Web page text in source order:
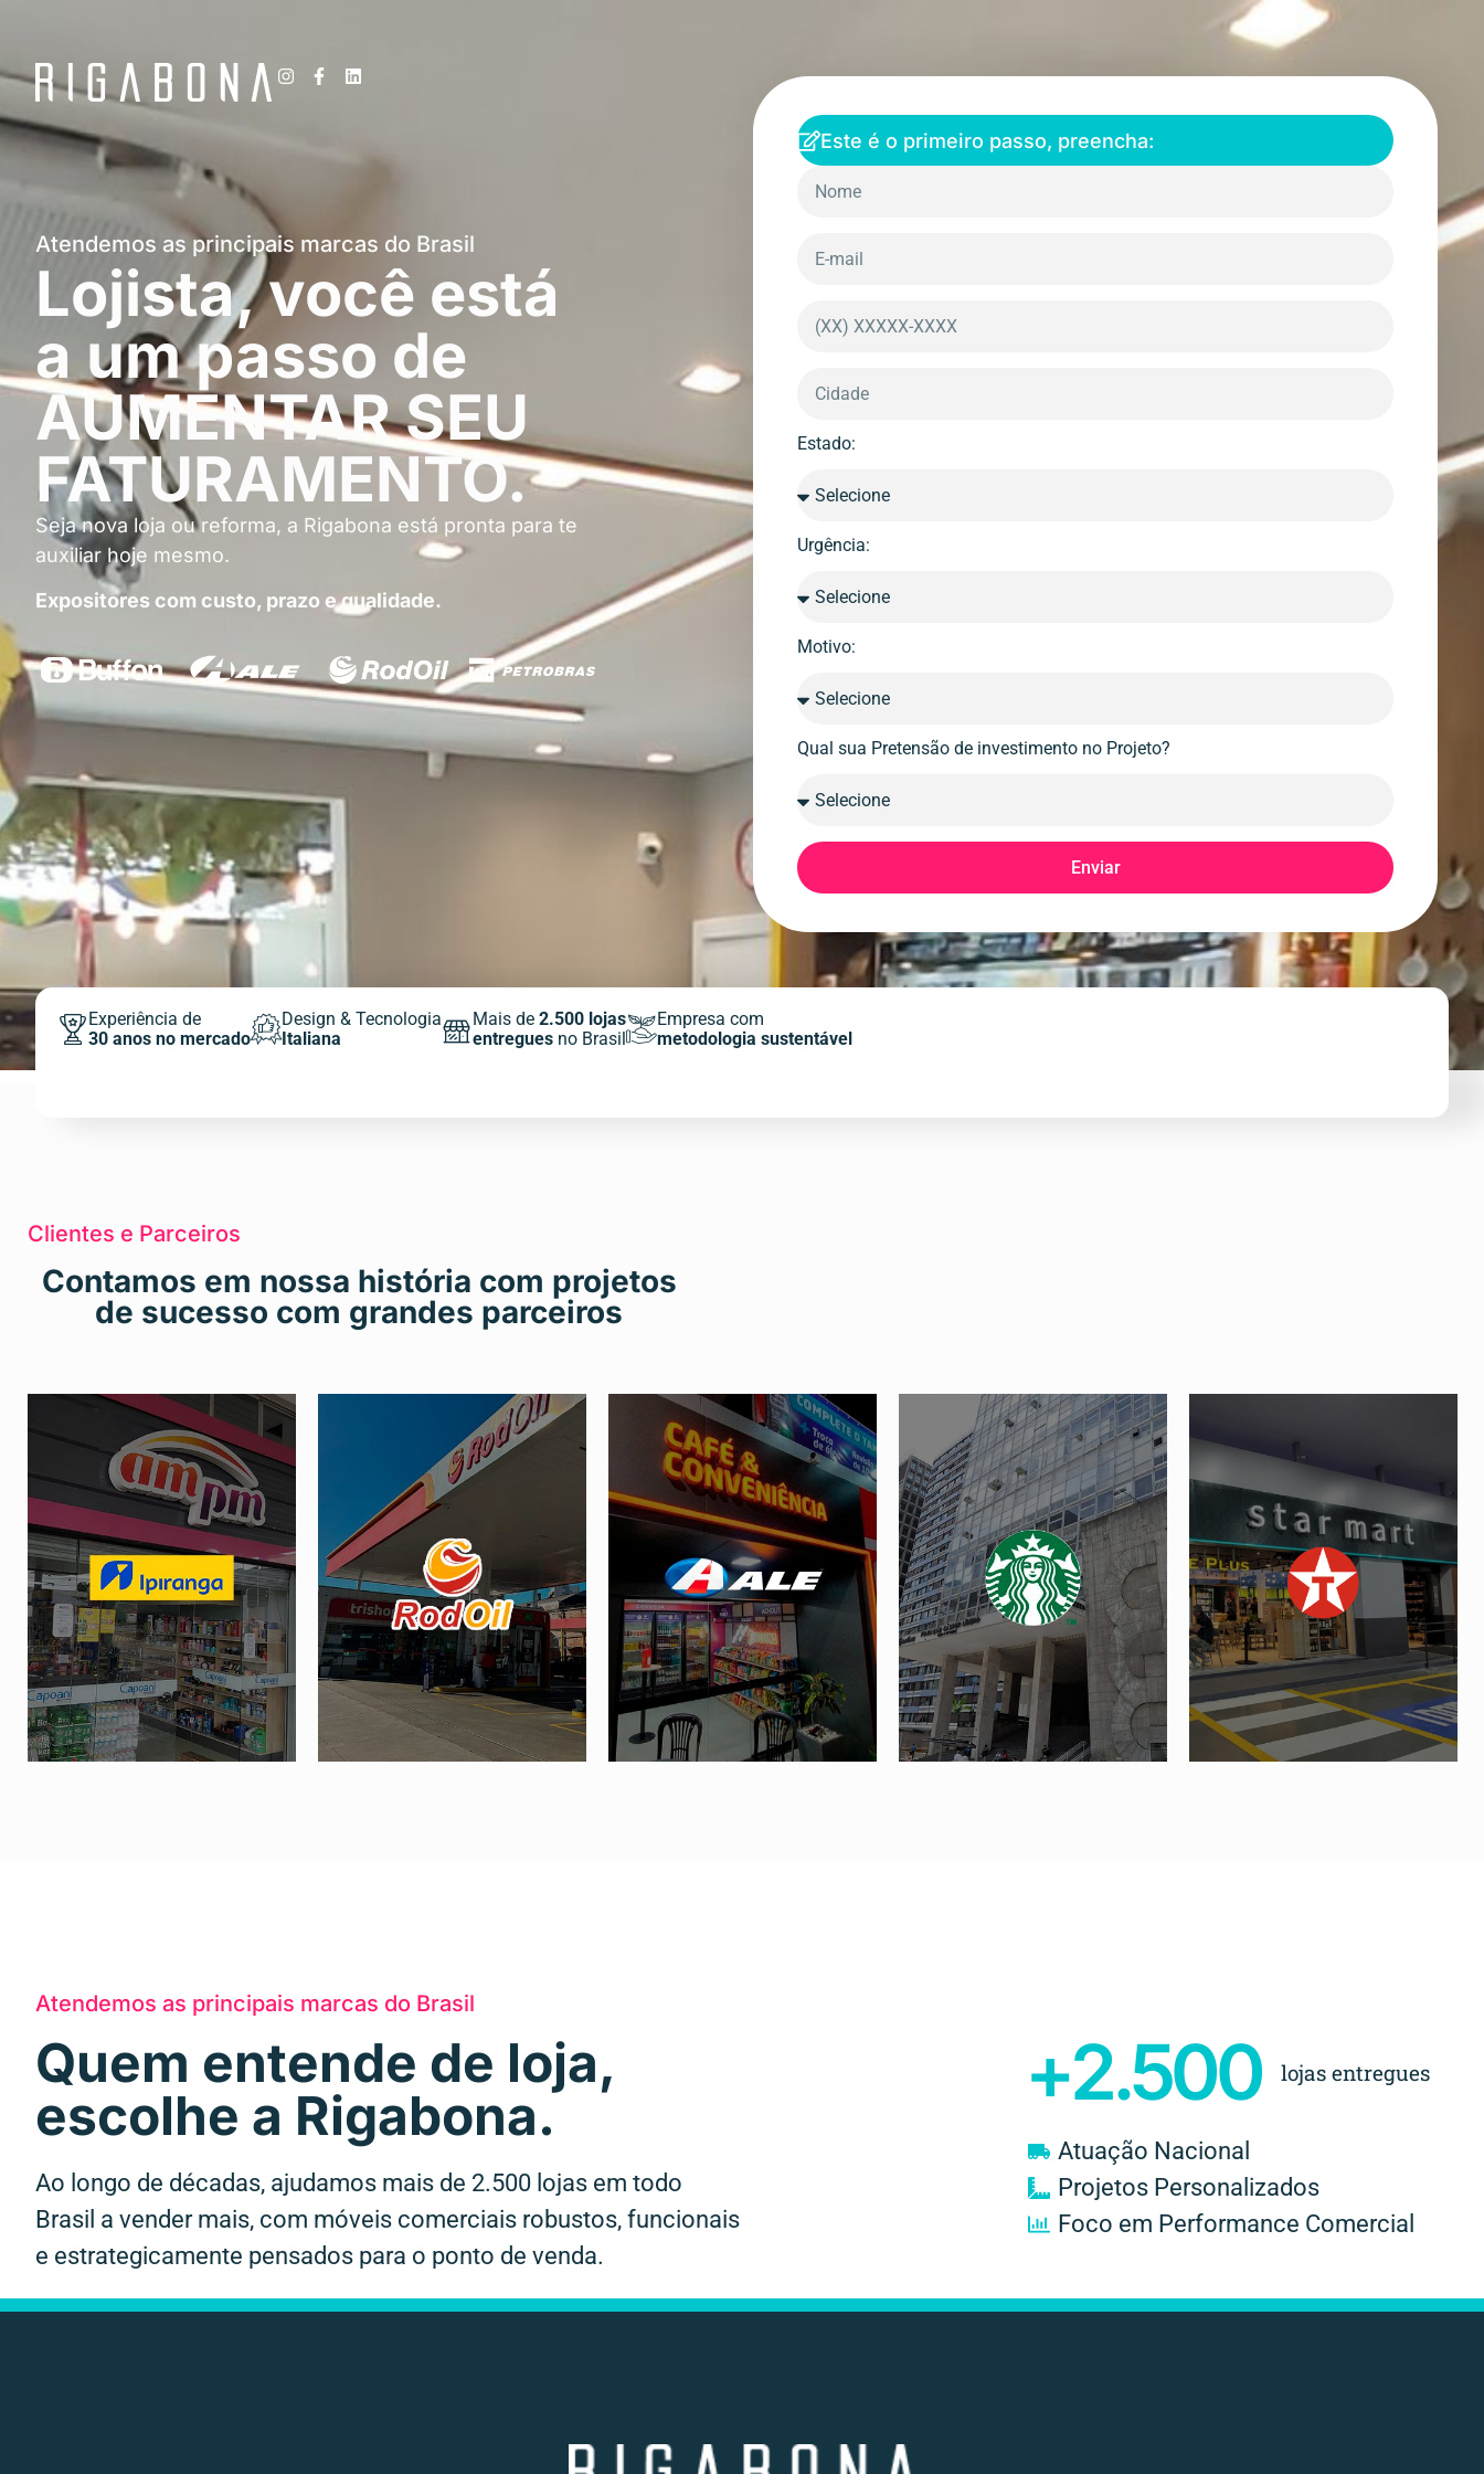
Atendemos as principais marcas do Brasil
Lojista, você está
a um passo de
AUMENTAR SEU
FATURAMENTO.
Seja nova loja ou reforma, a Rigabona está pronta para te
auxiliar hoje mesmo.
Expositores com custo, prazo e qualidade.
Este é o primeiro passo, preencha:
Estado:
Urgência:
Motivo:
Qual sua Pretensão de investimento no Projeto?
Enviar
Experiência de
30 anos no mercado
Design & Tecnologia
Italiana
Mais de 2.500 lojas
entregues no Brasil
Empresa com
metodologia sustentável
Clientes e Parceiros
Contamos em nossa história com projetos
de sucesso com grandes parceiros
Atendemos as principais marcas do Brasil
Quem entende de loja,
escolhe a Rigabona.
Ao longo de décadas, ajudamos mais de 2.500 lojas em todo
Brasil a vender mais, com móveis comerciais robustos, funcionais
e estrategicamente pensados para o ponto de venda.
lojas entregues
+2.500
Atuação Nacional
Projetos Personalizados
Foco em Performance Comercial